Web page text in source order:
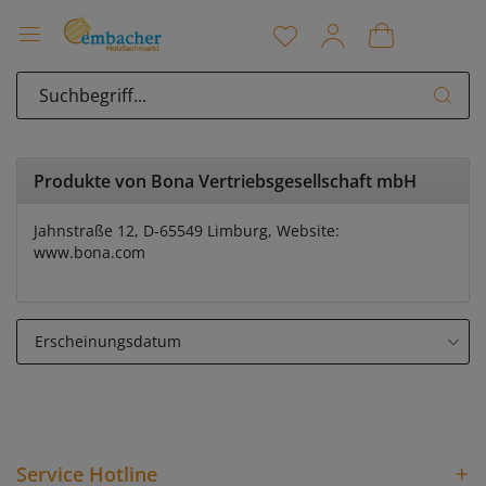
Produkte von Bona Vertriebsgesellschaft mbH
Jahnstraße 12, D-65549 Limburg, Website:
www.bona.com
Service Hotline